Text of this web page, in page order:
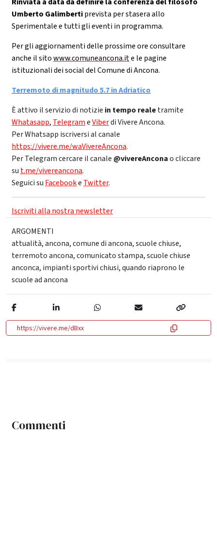
Umberto Galimbertiprevista per stasera allo
Sperimentale e tutti gli eventi in programma.
Per gli aggiornamenti delle prossime ore consultare
anche il sitowww.comuneancona.ite le pagine
istituzionali dei social del Comune di Ancona.
Terremoto di magnitudo 5.7 in Adriatico
È attivo il servizio di notizie in tempo realetramite
Whatasapp, TelegrameViberdi Vivere Ancona.
Per Whatsapp iscriversi al canale
https://vivere.me/waVivereAncona.
Per Telegram cercare il canale @vivereAnconao cliccare
su t.me/vivereancona.
Seguici su Facebooke Twitter.
Iscriviti alla nostra newsletter
ARGOMENTI
attualità,ancona,comune di ancona,scuole chiuse,
terremoto ancona,comunicato stampa,scuole chiuse
anconca, impianti sportivi chiusi,quando riaprono le
scuole ad ancona
https://vivere.me/dBxx
Commenti